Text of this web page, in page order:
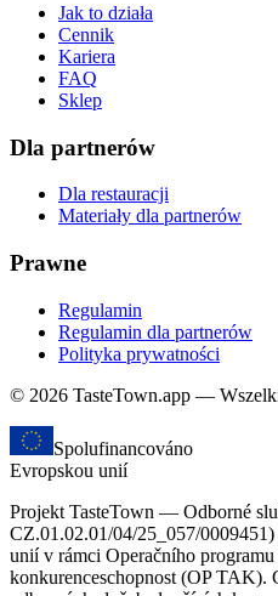
Jak to działa
Cennik
Kariera
FAQ
Sklep
Dla partnerów
Dla restauracji
Materiały dla partnerów
Prawne
Regulamin
Regulamin dla partnerów
Polityka prywatności
© 2026 TasteTown.app —
Spolufinancováno
Evropskou unií
Projekt TasteTown — Odborné
CZ.01.02.01/04/25_057/
unií v rámci Operačního
konkurenceschopnost (OP TAK).